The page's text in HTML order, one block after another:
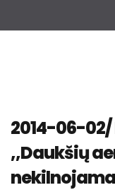
2014-06-
,,Daukšių